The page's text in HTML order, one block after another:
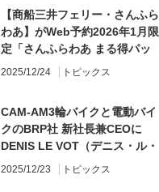
【商船三井フェリー・さんふら
わあ】がWeb予約2026年1月限
定「さんふらわあ まる得パッ
ク」を販売！
2025/12/24 トピックス
CAM-AM3輪バイクと電動バイ
クのBRP社 新社長兼CEOに
DENIS LE VOT（デニス・ル・
ヴォ氏）就任が就任
2025/12/23 トピックス